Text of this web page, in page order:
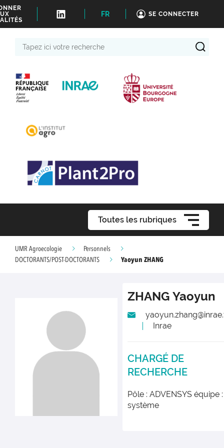
FR SE CONNECTER
Toutes les rubriques
UMR Agroecologie
Personnels
DOCTORANTS/POST-DOCTORANTS
Yaoyun ZHANG
ZHANG Yaoyun
Inrae
CHARGÉ DE
RECHERCHE
Pôle : ADVENSYS équipe :
système